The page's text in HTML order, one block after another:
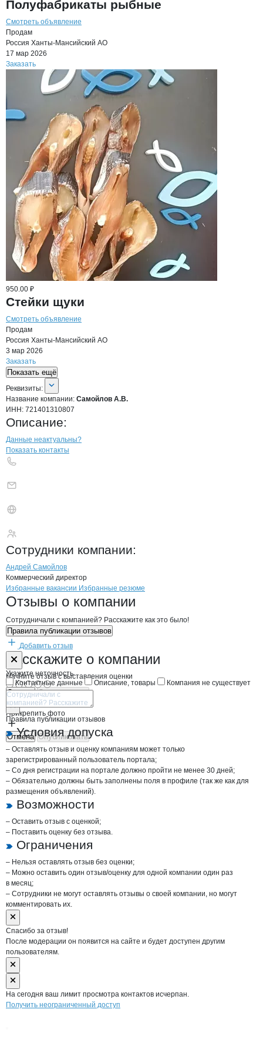
Полуфабрикаты рыбные
Смотреть объявление
Продам
Россия Ханты-Мансийский АО
17 мар 2026
Заказать
950.00 ₽
Стейки щуки
Смотреть объявление
Продам
Россия Ханты-Мансийский АО
3 мар 2026
Заказать
Показать ещё
О компании
Реквизиты
Реквизиты:
Название компании: Самойлов А.В.
ИНН: 721401310807
Описание:
Контактыкомпании
+7(800)000-00-..
Данные неактуальны?
Показать контакты
Сотрудники компании:
Андрей Самойлов
Коммерческий директор
Брендыкомпани Самойлов А.В.
Вакансии вСамойлов А.В.
Избранные вакансии Избранные резюме
Новости oСамойлов А.В., ИП
Отзывы о компании
Сотрудничали с компанией? Расскажите как это было!
Правила публикации отзывов
Добавить отзыв
Расскажите о компании
Начните отзыв с выставления оценки
Прикрепить фото
Отмена Опубликовать
Форма обратной связи о неточностях
Укажите неточность
Контактные данные
Описание, товары Компания не существует
Отмена Опубликовать
Правила публикации отзывов
Условия допуска
– Оставлять отзыв и оценку компаниям может только
зарегистрированный пользователь портала;
– Со дня регистрации на портале должно пройти не менее 30 дней;
– Обязательно должны быть заполнены поля в профиле (так же как для
размещения объявлений).
Возможности
– Оставить отзыв с оценкой;
– Поставить оценку без отзыва.
Ограничения
– Нельзя оставлять отзыв без оценки;
– Можно оставить один отзыв/оценку для одной компании один раз
в месяц;
– Сотрудники не могут оставлять отзывы о своей компании, но могут
комментировать их.
Спасибо за отзыв!
После модерации он появится на сайте и будет доступен другим
пользователям.
На сегодня ваш лимит просмотра контактов исчерпан.
Получить неограниченный доступ